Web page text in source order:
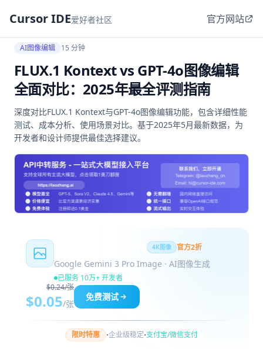
Cursor IDE爱好者社区 官方网站
AI图像编辑 15 分钟
FLUX.1 Kontext vs GPT-4o图像编辑
全面对比：2025年最全评测指南
深度对比FLUX.1 Kontext与GPT-4o图像编辑功能，包含详细性能
测试、成本分析、使用场景对比。基于2025年5月最新数据，为
开发者和设计师提供最佳选择建议。
4K图像 官方2折
Google Gemini 3 Pro Image · AI图像生成
已服务 10万+ 开发者
$0.24/张
$0.05/张
免费测试
限时特惠 ·企业级稳定·支付宝/微信支付